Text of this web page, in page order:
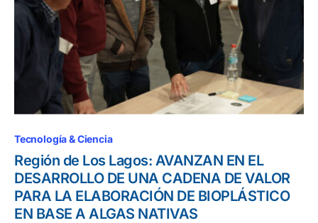
Tecnología & Ciencia
Región de Los Lagos: AVANZAN EN EL
DESARROLLO DE UNA CADENA DE VALOR
PARA LA ELABORACIÓN DE BIOPLÁSTICO
EN BASE A ALGAS NATIVAS